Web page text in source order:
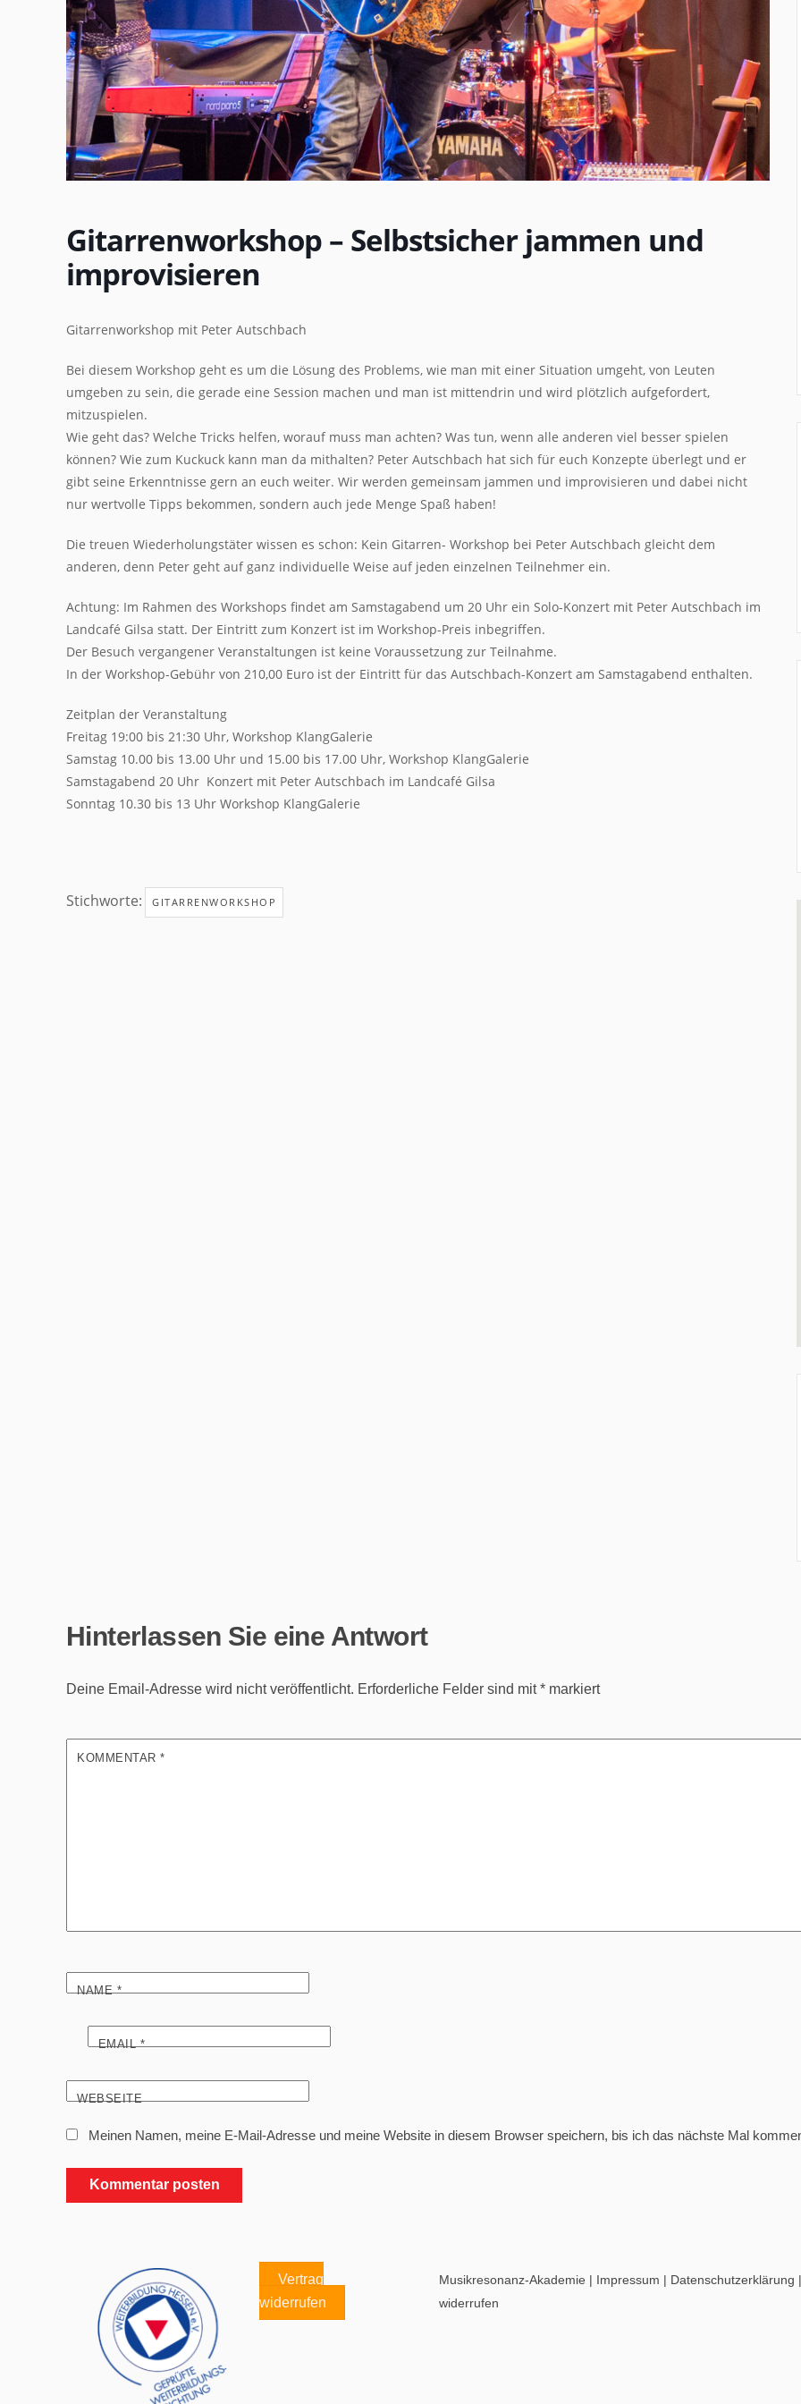
Gitarrenworkshop – Selbstsicher jammen und
improvisieren
Gitarrenworkshop mit Peter Autschbach
Bei diesem Workshop geht es um die Lösung des Problems, wie man mit einer Situation umgeht, von Leuten
umgeben zu sein, die gerade eine Session machen und man ist mittendrin und wird plötzlich aufgefordert,
mitzuspielen.
Wie geht das? Welche Tricks helfen, worauf muss man achten? Was tun, wenn alle anderen viel besser spielen
können? Wie zum Kuckuck kann man da mithalten? Peter Autschbach hat sich für euch Konzepte überlegt und er
gibt seine Erkenntnisse gern an euch weiter. Wir werden gemeinsam jammen und improvisieren und dabei nicht
nur wertvolle Tipps bekommen, sondern auch jede Menge Spaß haben!
Die treuen Wiederholungstäter wissen es schon: Kein Gitarren- Workshop bei Peter Autschbach gleicht dem
anderen, denn Peter geht auf ganz individuelle Weise auf jeden einzelnen Teilnehmer ein.
Achtung: Im Rahmen des Workshops findet am Samstagabend um 20 Uhr ein Solo-Konzert mit Peter Autschbach im
Landcafé Gilsa statt. Der Eintritt zum Konzert ist im Workshop-Preis inbegriffen.
Der Besuch vergangener Veranstaltungen ist keine Voraussetzung zur Teilnahme.
In der Workshop-Gebühr von 210,00 Euro ist der Eintritt für das Autschbach-Konzert am Samstagabend enthalten.
Zeitplan der Veranstaltung
Freitag 19:00 bis 21:30 Uhr, Workshop KlangGalerie
Samstag 10.00 bis 13.00 Uhr und 15.00 bis 17.00 Uhr, Workshop KlangGalerie
Samstagabend 20 Uhr Konzert mit Peter Autschbach im Landcafé Gilsa
Sonntag 10.30 bis 13 Uhr Workshop KlangGalerie
Stichworte: GITARRENWORKSHOP
Hinterlassen Sie eine Antwort
Deine Email-Adresse wird nicht veröffentlicht. Erforderliche Felder sind mit* markiert
KOMMENTAR*
NAME*
EMAIL*
WEBSEITE
Meinen Namen, meine E-Mail-Adresse und meine Website in diesem Browser speichern, bis ich das nächste Mal
Vertrag
widerrufen
Musikresonanz-Akademie | Impressum | Datenschutzerklärung
widerrufen